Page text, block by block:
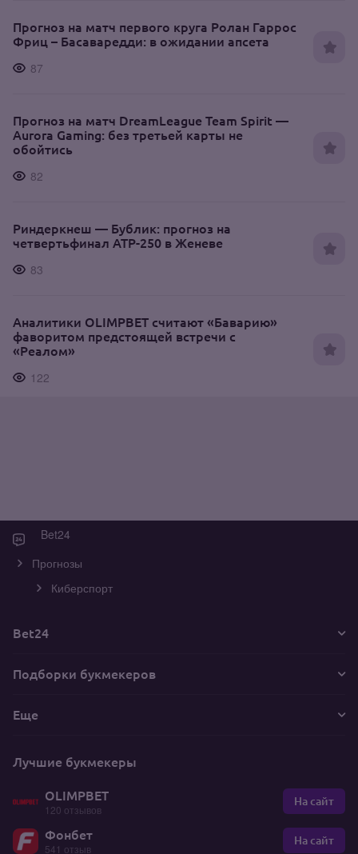
Прогноз на матч первого круга Ролан Гаррос
Фриц – Басаваредди: в ожидании апсета
87
Прогноз на матч DreamLeague Team Spirit —
Aurora Gaming: без третьей карты не
обойтись
82
Риндеркнеш — Бублик: прогноз на
четвертьфинал ATP-250 в Женеве
83
Аналитики OLIMPBET считают «Баварию»
фаворитом предстоящей встречи с
«Реалом»
122
Bet24
Прогнозы
Киберспорт
Bet24
Подборки букмекеров
Еще
Лучшие букмекеры
OLIMPBET
120 отзывов
На сайт
Фонбет
541 отзыв
На сайт